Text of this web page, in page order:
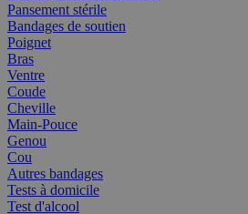
Pansement stérile
Bandages de soutien
Poignet
Bras
Ventre
Coude
Cheville
Main-Pouce
Genou
Cou
Autres bandages
Tests à domicile
Test d'alcool